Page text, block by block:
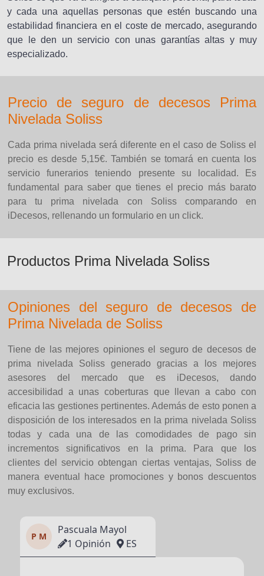
y cada una aquellas personas que estén buscando una
estabilidad financiera en el coste de mercado, asegurando
que le den un servicio con unas garantías altas y muy
especializado.
Precio de seguro de decesos Prima
Nivelada Soliss
Cada prima nivelada será diferente en el caso de Soliss el
precio es desde 5,15€. También se tomará en cuenta los
servicio funerarios teniendo presente su localidad. Es
fundamental para saber que tienes el precio más barato
para tu prima nivelada con Soliss comparando en
iDecesos, rellenando un formulario en un click.
Productos Prima Nivelada Soliss
Opiniones del seguro de decesos de
Prima Nivelada de Soliss
Tiene de las mejores opiniones el seguro de decesos de
prima nivelada Soliss generado gracias a los mejores
asesores del mercado que es iDecesos, dando
accesibilidad a unas coberturas que llevan a cabo con
eficacia las gestiones pertinentes. Además de esto ponen a
disposición de los interesados en la prima nivelada Soliss
todas y cada una de las comodidades de pago sin
incrementos significativos en la prima. Para que los
clientes del servicio obtengan ciertas ventajas, Soliss de
manera eventual hace promociones y bonos descuentos
muy exclusivos.
P M
Pascuala Mayol
1 Opinión
ES